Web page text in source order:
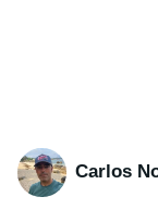
Carlos